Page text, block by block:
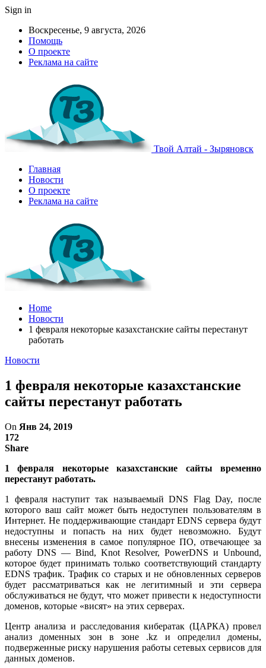
Sign in
Воскресенье, 9 августа, 2026
Помощь
О проекте
Реклама на сайте
Твой Алтай - Зыряновск
Главная
Новости
О проекте
Реклама на сайте
Home
Новости
1 февраля некоторые казахстанские сайты перестанут
работать
Новости
1 февраля некоторые казахстанские
сайты перестанут работать
On Янв 24, 2019
172
Share
1 февраля некоторые казахстанские сайты временно
перестанут работать.
1 февраля наступит так называемый DNS Flag Day, после
которого ваш сайт может быть недоступен пользователям в
Интернет. Не поддерживающие стандарт EDNS сервера будут
недоступны и попасть на них будет невозможно. Будут
внесены изменения в самое популярное ПО, отвечающее за
работу DNS — Bind, Knot Resolver, PowerDNS и Unbound,
которое будет принимать только соответствующий стандарту
EDNS трафик. Трафик со старых и не обновленных серверов
будет рассматриваться как не легитимный и эти сервера
обслуживаться не будут, что может привести к недоступности
доменов, которые «висят» на этих серверах.
Центр анализа и расследования кибератак (ЦАРКА) провел
анализ доменных зон в зоне .kz и определил домены,
подверженные риску нарушения работы сетевых сервисов для
данных доменов.